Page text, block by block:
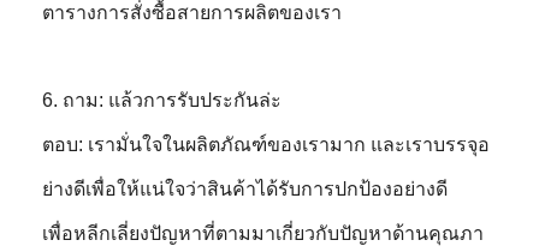
ตารางการสั่งซื้อสายการผลิตของเรา
6. ถาม: แล้วการรับประกันล่ะ
ตอบ: เรามั่นใจในผลิตภัณฑ์ของเรามาก และเราบรรจุอ
ย่างดีเพื่อให้แน่ใจว่าสินค้าได้รับการปกป้องอย่างดี
เพื่อหลีกเลี่ยงปัญหาที่ตามมาเกี่ยวกับปัญหาด้านคุณภา